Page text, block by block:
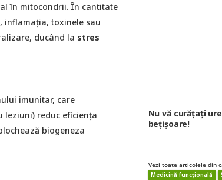
în mitocondrii. În cantitate
inflamația, toxinele sau
ducând la stres
imunitar, care
leziuni) reduc eficiența
biogeneza
Nu vă curățați
bețișoare!
Vezi toate articolele din
Medicină funcțională